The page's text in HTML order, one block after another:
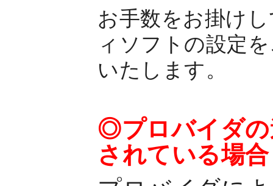
お手数をお掛け
ィソフトの設定
いたします。
◎プロバイダの
されている場合